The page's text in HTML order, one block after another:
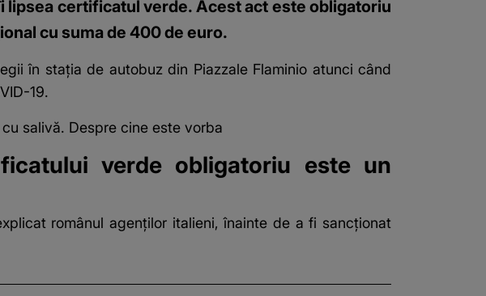
lipsea certificatul verde. Acest act este obligatoriu
cu suma de 400 de euro.
în stația de autobuz din Piazzale Flaminio atunci când
19.
salivă. Despre cine este vorba
verde obligatoriu este un
românul agenților italieni, înainte de a fi sancționat